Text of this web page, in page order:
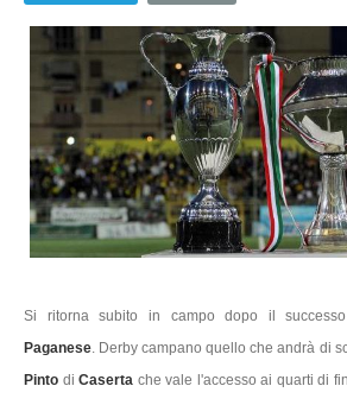
Si ritorna subito in campo dopo il
Paganese. Derby campano quello che andrà di
Pinto diCaserta che vale l'accesso ai quarti di